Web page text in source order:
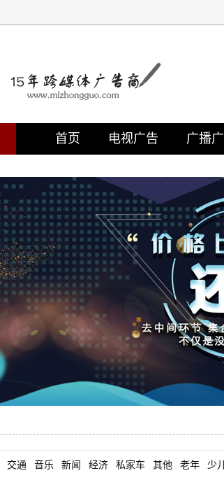
首页 电视广告 广播
交通 音乐 新闻 经济 私家车 其他 老年 少